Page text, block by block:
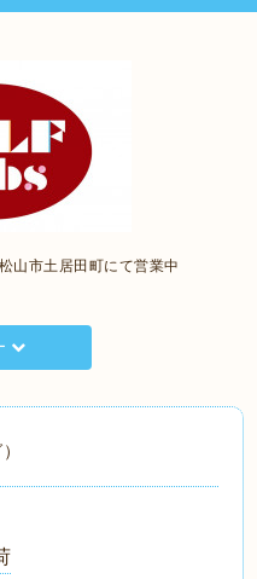
山市土居田町にて営業中